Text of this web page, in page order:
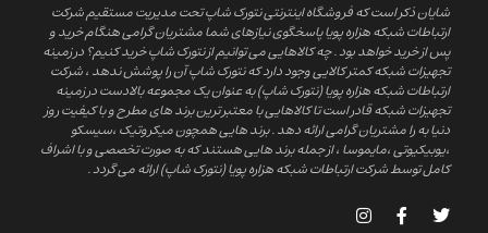
شایان ذکر است که فروشگاه اینترنتی نتورک شاپ تحت مدیریت مستقیم شرکت
ارتباطات شبکه هزاره پویا پاسخگوی نیازهای شما مشتریان گرامی هنگام خرید و
پس از خرید خواهد بود . چه کالاهایی می توانیم از نتورک شاپ خرید کنیم؟ در زمینه
تجهیزات شبکه کمتر کالایی وجود دارد که نتورک شاپ آن را پوشش ندهد ، شرکت
ارتباطات شبکه هزاره پویا (نتورک شاپ) به عنوان یک مجموعه بالادست در زمینه
تجهیزات شبکه قادر است تا کالاهایی با معتبر ترین برند های مطرح و با کیفیت روز
دنیا به را مشتریان گرامی ارائه دهد . برند هایی همچون میکروتیک ،سیسکو
،یوبیکیوتی ،مایموسا ، از جمله برند هایی هستند که به صورت تخصصی و با اشراف
کامل توسط شرکت ارتباطات شبکه هزاره پویا (نتورک شاپ) ارائه می گردد .